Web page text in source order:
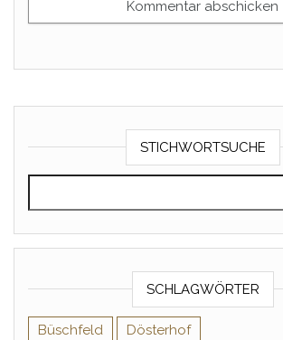
STICHWORTSUCHE
SCHLAGWÖRTER
Büschfeld
Dösterhof